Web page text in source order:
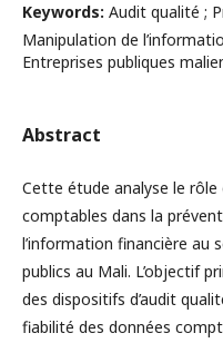
Keywords: Audit qualité ;
Manipulation de
Entreprises publiques
Abstract
Cette étude analyse le rôle
comptables dans la
l’information financière au
publics au Mali. L’objectif
des dispositifs d’audit
fiabilité des données